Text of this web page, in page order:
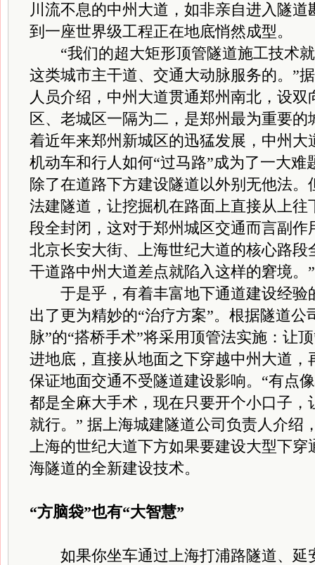
川流不息的中州大道，如非亲自进入隧
到一座世界级工程正在地底悄然成型。
“我们的超大矩形顶管隧道施工技术就
这类城市主干道、交通大动脉服务的。”
人员介绍，中州大道贯通郑州南北，设双
区、老城区一隔为二，是郑州最为重要
着近年来郑州新城区的迅猛发展，中州大
机动车和行人如何“过马路”成为了一大难
除了在道路下方建设隧道以外别无他法
法建隧道，让挖掘机在路面上直接从上往
段全封闭，这对于郑州城区交通而言副作
北京长安大街、上海世纪大道的核心路段
干道路中州大道差点就陷入这样的窘境。
于是乎，有着丰富地下通道建设经验
出了更为精妙的“治疗方案”。根据隧道公
脉”的“搭桥手术”将采用顶管法实施：让
进地底，直接从地面之下穿越中州大道，
保证地面交通不受隧道建设影响。“有点
都是全麻大手术，现在只要开个小口子，
就行。” 据上海城建隧道公司负责人介绍
上海的世纪大道下方如果要建设大型下穿
海隧道的全新建设技术。
“方脑袋”也有“大智慧”
如果你坐车通过上海打浦路隧道、延